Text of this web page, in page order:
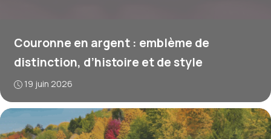
Couronne en argent : emblème de
distinction, d’histoire et de style
19 juin 2026